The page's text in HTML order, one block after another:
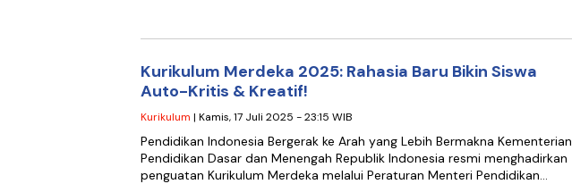
Kurikulum Merdeka 2025: Rahasia Baru Bikin Siswa
Auto-Kritis & Kreatif!
Kurikulum | Kamis, 17 Juli 2025 - 23:15 WIB
Pendidikan Indonesia Bergerak ke Arah yang Lebih Bermakna Kementerian
Pendidikan Dasar dan Menengah Republik Indonesia resmi menghadirkan
penguatan Kurikulum Merdeka melalui Peraturan Menteri Pendidikan…